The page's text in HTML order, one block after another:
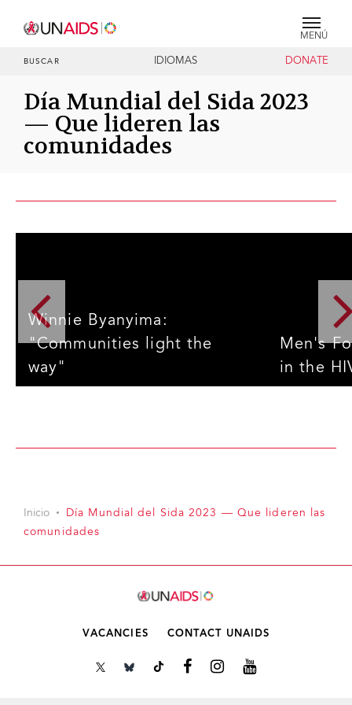
MENÚ
BUSCAR IDIOMAS DONATE
Día Mundial del Sida 2023
— Que lideren las
comunidades
Winnie Byanyima:
"Communities light the
way"
Men's
in the
Inicio
Día Mundial del Sida 2023 — Que lideren las
comunidades
VACANCIES CONTACT UNAIDS